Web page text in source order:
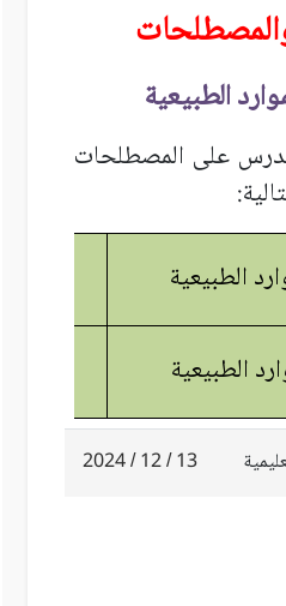
الطبيعية
على المصطلحات
الطبيعية
الطبيعية
13 / 12 / 2024